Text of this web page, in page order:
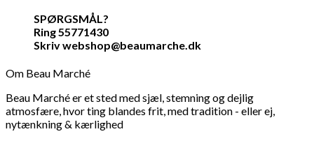
SPØRGSMÅL?
Ring 55771430
Skriv webshop@beaumarche.dk
Om Beau Marché
Beau Marché er et sted med sjæl, stemning og dejlig
atmosfære, hvor ting blandes frit, med tradition - eller ej,
nytænkning & kærlighed